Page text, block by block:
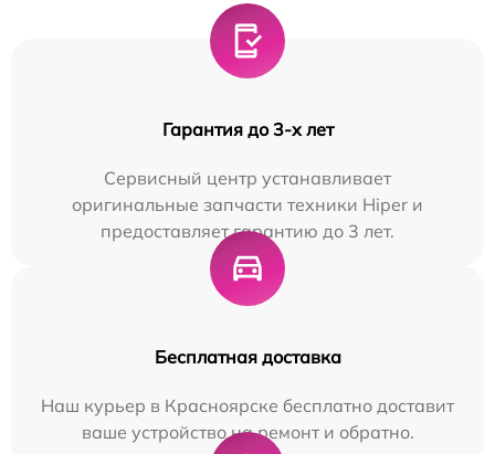
Гарантия до 3-х лет
Сервисный центр устанавливает
оригинальные запчасти техники Hiper и
предоставляет гарантию до 3 лет.
Бесплатная доставка
Наш курьер в Красноярске бесплатно доставит
ваше устройство на ремонт и обратно.